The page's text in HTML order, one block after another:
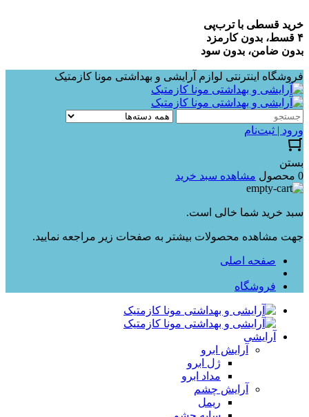
خرید قسطی با ترب‌پی
۴ قسط، بدون کارمزد
بدون ضامن، بدون سود
فروشگاه اینترنتی لوازم آرایشی و بهداشتی مونا کازمتیک
ورود | ثبت‌نام
بستن
0 محصول
مشاهده سبد خرید
سبد خرید شما خالی است.
جهت مشاهده محصولات بیشتر به صفحات زیر مراجعه نمایید.
صفحه اصلی
فروشگاه
آرایشی
آرایش ابرو
ژل ابرو
مداد ابرو
آرایش چشم
ریمل